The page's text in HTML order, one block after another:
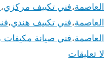
العاصمة،فني تكييف مركزي،
العاصمة،فني تكييف هندي،
العاصمة،فني صيانة
لا تعليقات